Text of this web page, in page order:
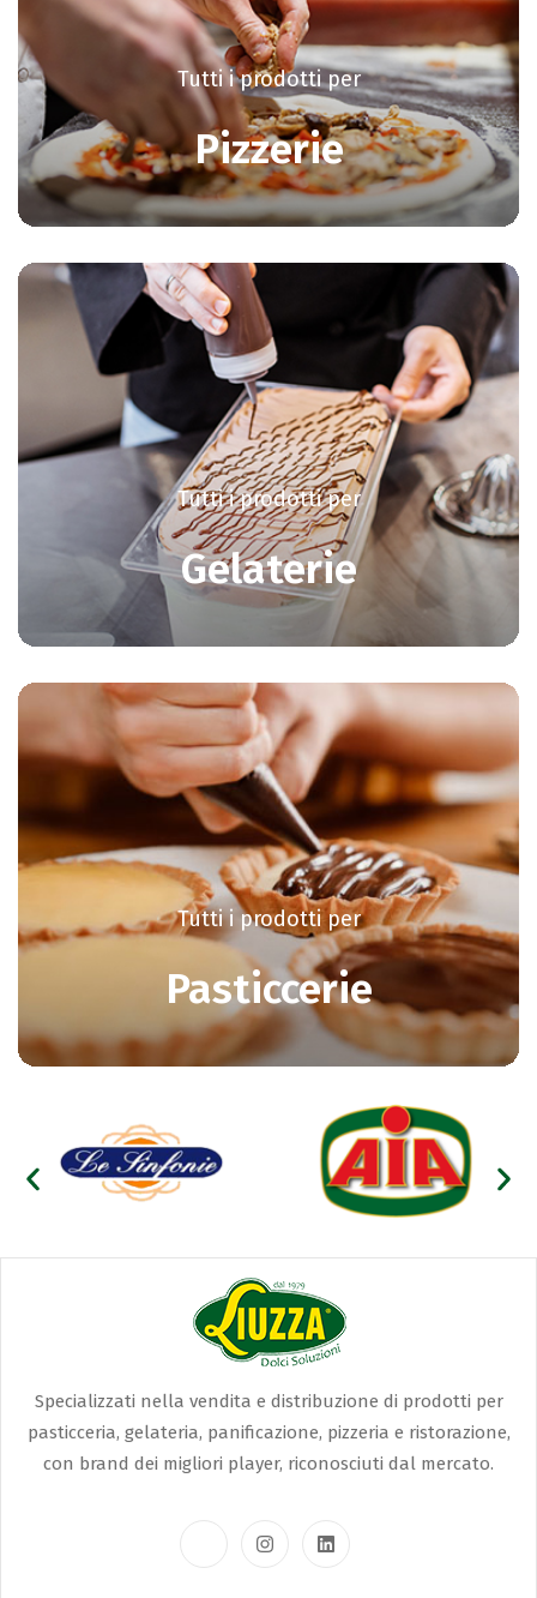
Tutti i prodotti per
Pizzerie
Tutti i prodotti per
Gelaterie
Tutti i prodotti per
Pasticcerie
Specializzati nella vendita e distribuzione di prodotti per
pasticceria, gelateria, panificazione, pizzeria e ristorazione,
con brand dei migliori player, riconosciuti dal mercato.